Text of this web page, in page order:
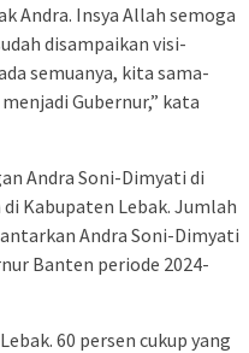
Andra. Insya Allah semoga
disampaikan visi-
semuanya, kita sama-
Gubernur,” kata
Andra Soni-Dimyati di
Kabupaten Lebak. Jumlah
Andra Soni-Dimyati
Banten periode 2024-
60 persen cukup yang